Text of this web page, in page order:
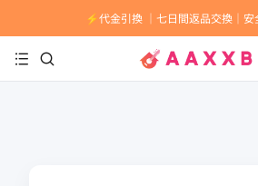
⚡️代金引換 ｜七日間返品交換｜